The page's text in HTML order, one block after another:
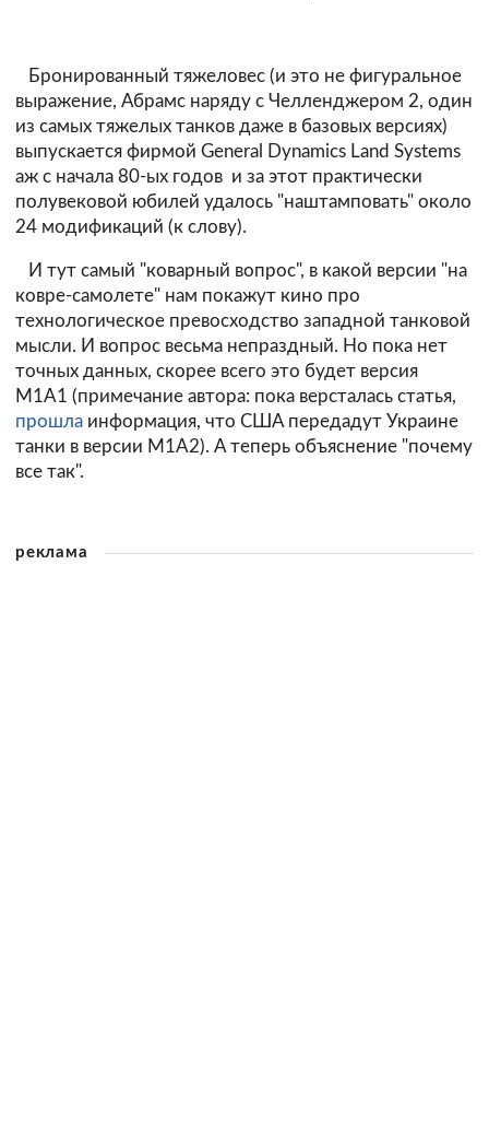
Бронированный тяжеловес (и это не фигуральное
выражение, Абрамс наряду с Челленджером 2, один
из самых тяжелых танков даже в базовых версиях)
выпускается фирмой General Dynamics Land Systems
аж с начала 80-ых годов и за этот практически
полувековой юбилей удалось "наштамповать" около
24 модификаций (к слову).
И тут самый "коварный вопрос", в какой версии "на
ковре-самолете" нам покажут кино про
технологическое превосходство западной танковой
мысли. И вопрос весьма непраздный. Но пока нет
точных данных, скорее всего это будет версия
M1A1 (примечание автора: пока версталась статья,
прошла информация, что США передадут Украине
танки в версии M1A2). А теперь объяснение "почему
все так".
реклама